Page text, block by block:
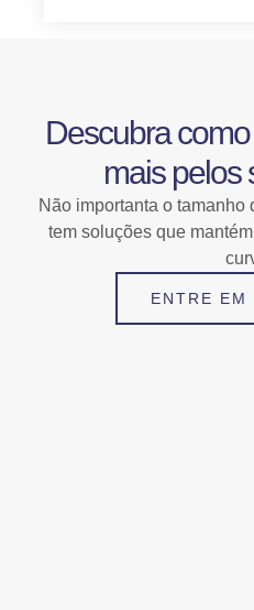
Descubra
mais pelos
Não importanta o
tem soluções que
ENTRE EM